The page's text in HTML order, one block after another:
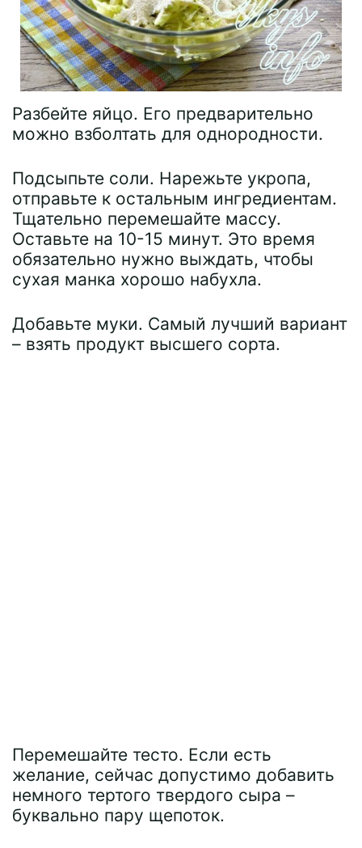
Разбейте яйцо. Его предварительно
можно взболтать для однородности.
Подсыпьте соли. Нарежьте укропа,
отправьте к остальным ингредиентам.
Тщательно перемешайте массу.
Оставьте на 10-15 минут. Это время
обязательно нужно выждать, чтобы
сухая манка хорошо набухла.
Добавьте муки. Самый лучший вариант
– взять продукт высшего сорта.
Перемешайте тесто. Если есть
желание, сейчас допустимо добавить
немного тертого твердого сыра –
буквально пару щепоток.